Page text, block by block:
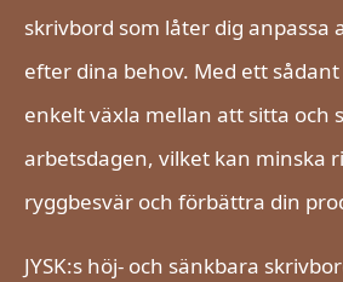
skrivbord som låter dig anpassa
efter dina behov. Med ett
enkelt växla mellan att sitta och
arbetsdagen, vilket kan minska
ryggbesvär och förbättra din
JYSK:s höj- och sänkbara